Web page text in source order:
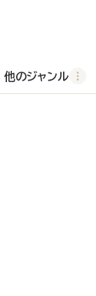
他のジャンル